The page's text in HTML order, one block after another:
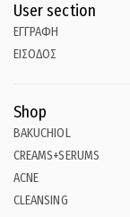
User section
ΕΓΓΡΑΦΗ
ΕΙΣΟΔΟΣ
Shop
BAKUCHIOL
CREAMS+SERUMS
ACNE
CLEANSING